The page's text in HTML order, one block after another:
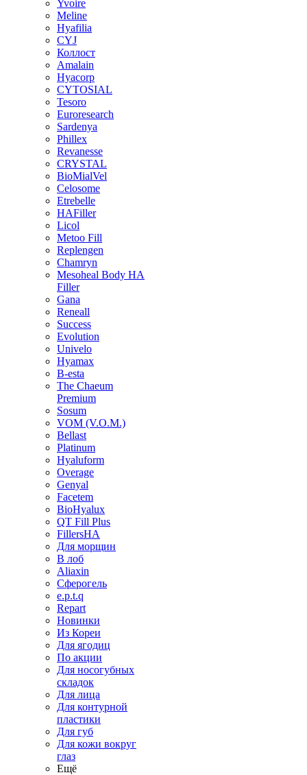
Yvoire
Meline
Hyafilia
CYJ
Коллост
Amalain
Hyacorp
CYTOSIAL
Tesoro
Euroresearch
Sardenya
Phillex
Revanesse
CRYSTAL
BioMialVel
Celosome
Etrebelle
HAFiller
Licol
Metoo Fill
Replengen
Chamryn
Mesoheal Body HA
Filler
Gana
Reneall
Success
Evolution
Univelo
Hyamax
B-esta
The Chaeum
Premium
Sosum
VOM (V.O.M.)
Bellast
Platinum
Hyaluform
Overage
Genyal
Facetem
BioHyalux
QT Fill Plus
FillersHA
Для морщин
В лоб
Aliaxin
Сферогель
e.p.t.q
Repart
Новинки
Из Кореи
Для ягодиц
По акции
Для носогубных
складок
Для лица
Для контурной
пластики
Для губ
Для кожи вокруг
глаз
Ещё